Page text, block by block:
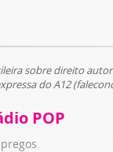
sobre direito
do A12
POP